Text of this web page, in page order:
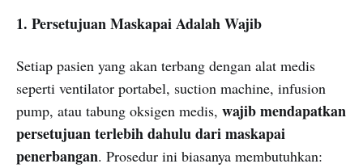
1. Persetujuan Maskapai Adalah Wajib
Setiap pasien yang akan terbang dengan alat medis
seperti ventilator portabel, suction machine, infusion
pump, atau tabung oksigen medis, wajib mendapatkan
persetujuan terlebih dahulu dari maskapai
penerbangan. Prosedur ini biasanya membutuhkan: